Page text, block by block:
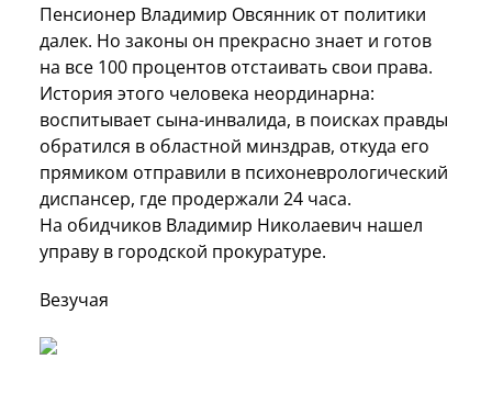
Пенсионер Владимир Овсянник от политики
далек. Но законы он прекрасно знает и готов
на все 100 процентов отстаивать свои права.
История этого человека неординарна:
воспитывает сына-инвалида, в поисках правды
обратился в областной минздрав, откуда его
прямиком отправили в психоневрологический
диспансер, где продержали 24 часа.
На обидчиков Владимир Николаевич нашел
управу в городской прокуратуре.
Везучая